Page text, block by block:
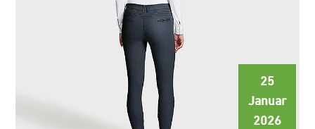
25
Januar
2026